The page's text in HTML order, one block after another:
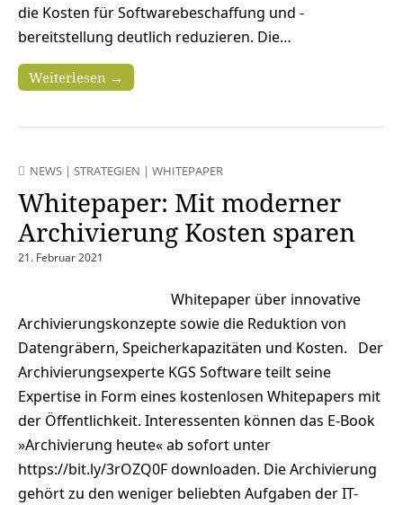
die Kosten für Softwarebeschaffung und -
bereitstellung deutlich reduzieren. Die…
Weiterlesen →
NEWS | STRATEGIEN | WHITEPAPER
Whitepaper: Mit moderner
Archivierung Kosten sparen
21. Februar 2021
Whitepaper über innovative
Archivierungskonzepte sowie die Reduktion von
Datengräbern, Speicherkapazitäten und Kosten. Der
Archivierungsexperte KGS Software teilt seine
Expertise in Form eines kostenlosen Whitepapers mit
der Öffentlichkeit. Interessenten können das E-Book
»Archivierung heute« ab sofort unter
https://bit.ly/3rOZQ0F downloaden. Die Archivierung
gehört zu den weniger beliebten Aufgaben der IT-